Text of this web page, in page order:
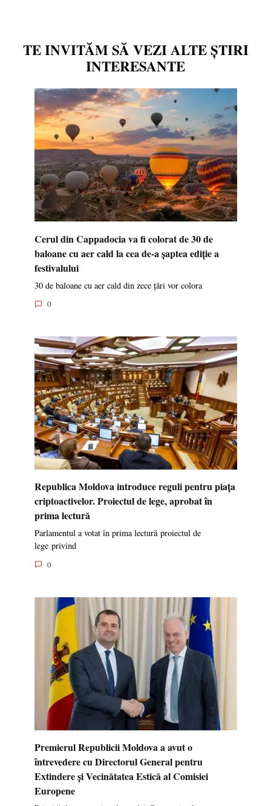
TE INVITĂM SĂ VEZI ALTE ȘTIRI
INTERESANTE
Cerul din Cappadocia va fi colorat de 30 de
baloane cu aer cald la cea de-a șaptea ediție a
festivalului
30 de baloane cu aer cald din zece țări vor colora
0
Republica Moldova introduce reguli pentru piața
criptoactivelor. Proiectul de lege, aprobat în
prima lectură
Parlamentul a votat în prima lectură proiectul de
lege privind
0
Premierul Republicii Moldova a avut o
întrevedere cu Directorul General pentru
Extindere și Vecinătatea Estică al Comisiei
Europene